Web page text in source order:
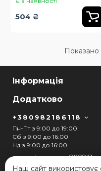
504 ₴
Показано
Інформація
Додатково
+380982186118
Пн-Пт з 9:00 до 19:00
Сб з 9:00 до 16:00
Нд з 9:00 до 16:00
Наш сайт використовує